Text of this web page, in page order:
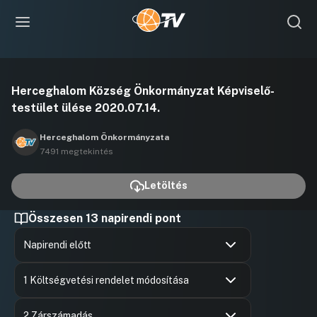
lejátszása
Herceghalom Község Önkormányzat Képviselő-
testület ülése 2020.07.14.
Herceghalom Önkormányzata
7491 megtekintés
Letöltés
Összesen 13 napirendi pont
Napirendi előtt
1 Költségvetési rendelet módosítása